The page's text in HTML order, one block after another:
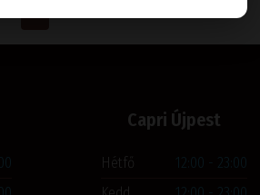
Capri Újpest
Hétfő
12:00 - 23:00